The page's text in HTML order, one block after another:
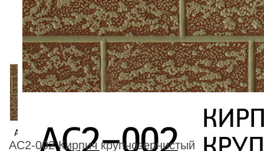
AC2-002 Кирпич крупнозернистый